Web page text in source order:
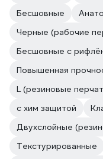
Бесшовные
Черные (рабочие
Бесшовные с
Повышенная
L (резиновые
с хим защитой
Двухслойные
Текстурированные